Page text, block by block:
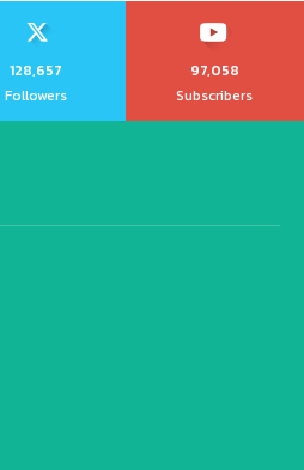
128,657
Followers
97,058
Subscribers